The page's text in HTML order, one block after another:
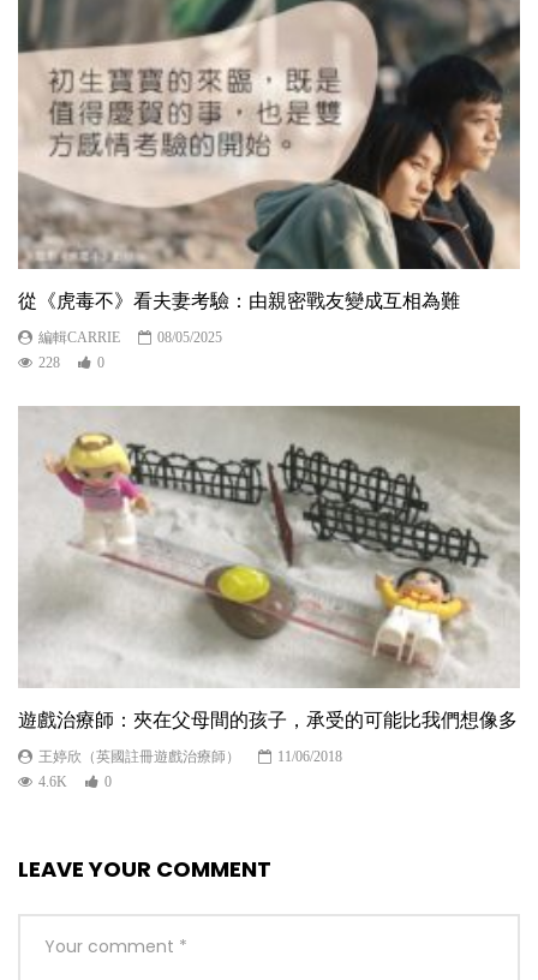
從《虎毒不》看夫妻考驗：由親密戰友變成互相為難
編輯CARRIE
08/05/2025
228
0
遊戲治療師：夾在父母間的孩子，承受的可能比我們想像多
王婷欣（英國註冊遊戲治療師）
11/06/2018
4.6K
0
LEAVE YOUR COMMENT